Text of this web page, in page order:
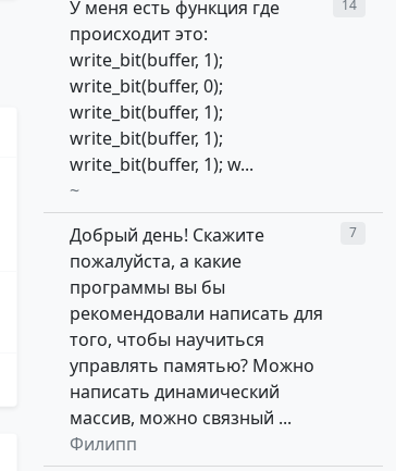
У меня есть функция где
происходит это:
write_bit(buffer, 1);
write_bit(buffer, 0);
write_bit(buffer, 1);
write_bit(buffer, 1);
write_bit(buffer, 1); w...
~
14
Добрый день! Скажите
пожалуйста, а какие
программы вы бы
рекомендовали написать для
того, чтобы научиться
управлять памятью? Можно
написать динамический
массив, можно связный ...
Филипп
7